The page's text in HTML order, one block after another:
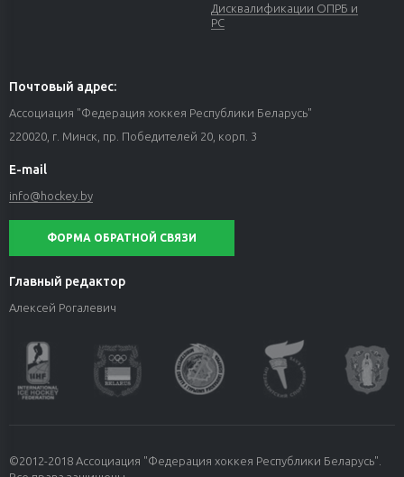
Дисквалификации ОПРБ и
РС
Почтовый адрес:
Ассоциация "Федерация хоккея Республики Беларусь"
220020, г. Минск, пр. Победителей 20, корп. 3
E-mail
info@hockey.by
ФОРМА ОБРАТНОЙ СВЯЗИ
Главный редактор
Алексей Рогалевич
©2012-2018 Ассоциация "Федерация хоккея Республики Беларусь".